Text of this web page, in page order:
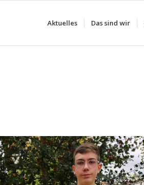
Aktuelles Das sind wir